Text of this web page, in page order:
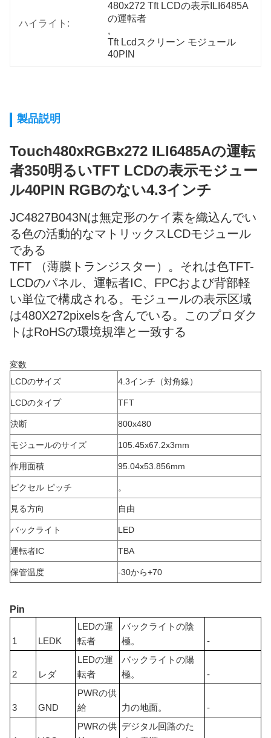
ハイライト:
480x272 Tft LCDの表示ILI6485A
の運転者
,
Tft Lcdスクリーン モジュール
40PIN
製品説明
Touch480xRGBx272 ILI6485Aの運転
者350明るいTFT LCDの表示モジュー
ル40PIN RGBのない4.3インチ
JC4827B043Nは無定形のケイ素を織込んでい
る色の活動的なマトリックスLCDモジュール
である
TFT （薄膜トランジスター）。それは色TFT-
LCDのパネル、運転者IC、FPCおよび背部軽
い単位で構成される。モジュールの表示区域
は480X272pixelsを含んでいる。このプロダク
トはRoHSの環境規準と一致する
変数
LCDのサイズ
4.3インチ（対角線）
LCDのタイプ TFT
決断 800x480
モジュールのサイズ 105.45x67.2x3mm
作用面積 95.04x53.856mm
ピクセル ピッチ 。
見る方向 自由
バックライト LED
運転者IC TBA
保管温度 -30から+70
Pin
1 LEDK
LEDの運
転者
バックライトの陰
極。
-
2 レダ
LEDの運
転者
バックライトの陽
極。
-
3 GND
PWRの供
給
力の地面。 -
PWRの供 デジタル回路のた